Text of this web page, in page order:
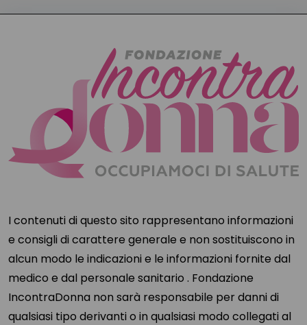
I contenuti di questo sito rappresentano informazioni
e consigli di carattere generale e non sostituiscono in
alcun modo le indicazioni e le informazioni fornite dal
medico e dal personale sanitario . Fondazione
IncontraDonna non sarà responsabile per danni di
qualsiasi tipo derivanti o in qualsiasi modo collegati al